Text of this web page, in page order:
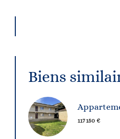
Biens
117 150 €